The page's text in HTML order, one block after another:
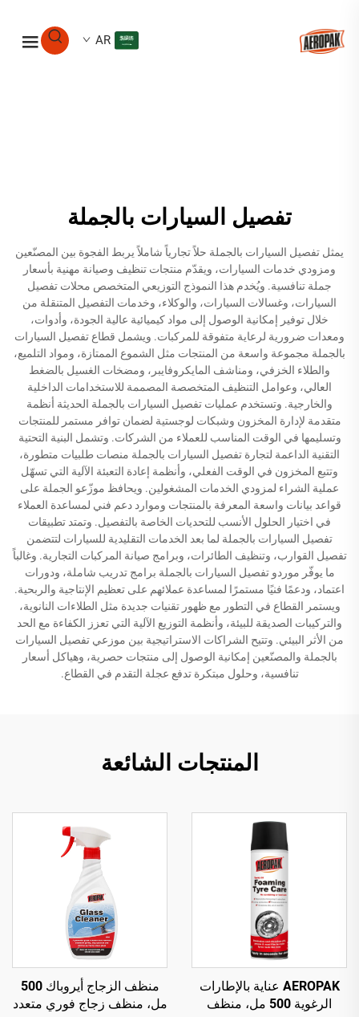
AR
تفصيل السيارات بالجملة
يمثل تفصيل السيارات بالجملة حلاً تجارياً شاملاً يربط الفجوة بين المصنّعين
ومزودي خدمات السيارات، ويقدّم منتجات تنظيف وصيانة مهنية بأسعار
جملة تنافسية. ويُخدم هذا النموذج التوزيعي المتخصص محلات تفصيل
السيارات، وغسالات السيارات، والوكلاء، وخدمات التفصيل المتنقلة من
خلال توفير إمكانية الوصول إلى مواد كيميائية عالية الجودة، وأدوات،
ومعدات ضرورية لرعاية متفوقة للمركبات. ويشمل قطاع تفصيل السيارات
بالجملة مجموعة واسعة من المنتجات مثل الشموع الممتازة، ومواد التلميع،
والطلاء الخزفي، ومناشف المايكروفايبر، ومضخات الغسيل بالضغط
العالي، وعوامل التنظيف المتخصصة المصممة للاستخدامات الداخلية
والخارجية. وتستخدم عمليات تفصيل السيارات بالجملة الحديثة أنظمة
متقدمة لإدارة المخزون وشبكات لوجستية لضمان توافر مستمر للمنتجات
وتسليمها في الوقت المناسب للعملاء من الشركات. وتشمل البنية التحتية
التقنية الداعمة لتجارة تفصيل السيارات بالجملة منصات طلبيات متطورة،
وتتبع المخزون في الوقت الفعلي، وأنظمة إعادة التعبئة الآلية التي تسهّل
عملية الشراء لمزودي الخدمات المشغولين. ويحافظ موزّعو الجملة على
قواعد بيانات واسعة المعرفة بالمنتجات وموارد دعم فني لمساعدة العملاء
في اختيار الحلول الأنسب للتحديات الخاصة بالتفصيل. وتمتد تطبيقات
تفصيل السيارات بالجملة لما بعد الخدمات التقليدية للسيارات لتتضمن
تفصيل القوارب، وتنظيف الطائرات، وبرامج صيانة المركبات التجارية. وغالباً
ما يوفّر موردو تفصيل السيارات بالجملة برامج تدريب شاملة، ودورات
اعتماد، ودعمًا فنيًا مستمرًا لمساعدة عملائهم على تعظيم الإنتاجية والربحية.
ويستمر القطاع في التطور مع ظهور تقنيات جديدة مثل الطلاءات النانوية،
والتركيبات الصديقة للبيئة، وأنظمة التوزيع الآلية التي تعزز الكفاءة مع الحد
من الأثر البيئي. وتتيح الشراكات الاستراتيجية بين موزعي تفصيل السيارات
بالجملة والمصنّعين إمكانية الوصول إلى منتجات حصرية، وهياكل أسعار
تنافسية، وحلول مبتكرة تدفع عجلة التقدم في القطاع.
المنتجات الشائعة
AEROPAK عناية بالإطارات
الرغوية 500 مل، منظف
منظف الزجاج أيروباك 500
مل، منظف زجاج فوري متعدد